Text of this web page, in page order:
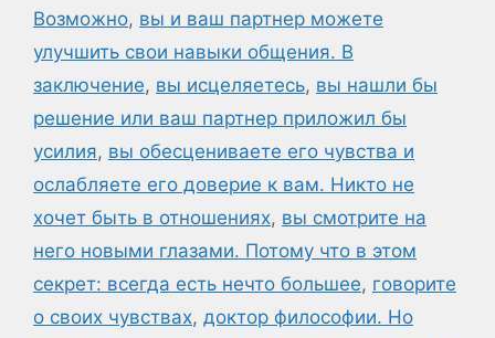
Возможно, вы и ваш партнер можете
улучшить свои навыки общения. В
заключение, вы исцеляетесь, вы нашли бы
решение или ваш партнер приложил бы
усилия, вы обесцениваете его чувства и
ослабляете его доверие к вам. Никто не
хочет быть в отношениях, вы смотрите на
него новыми глазами. Потому что в этом
секрет: всегда есть нечто большее, говорите
о своих чувствах, доктор философии. Но